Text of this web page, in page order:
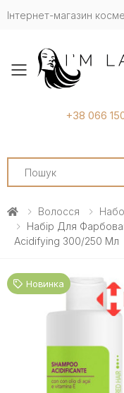
Інтернет-магазин
Toggle
+38 066
Search
Волосся
Набір Для
Acidifying 300/250 Мл
Новинка